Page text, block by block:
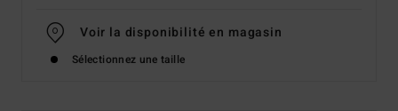
Voir la disponibilité en magasin
Sélectionnez une taille